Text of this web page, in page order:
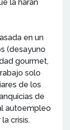
la harán
en un
(desayuno
gourmet,
solo
de los
de
autoempleo
crisis.